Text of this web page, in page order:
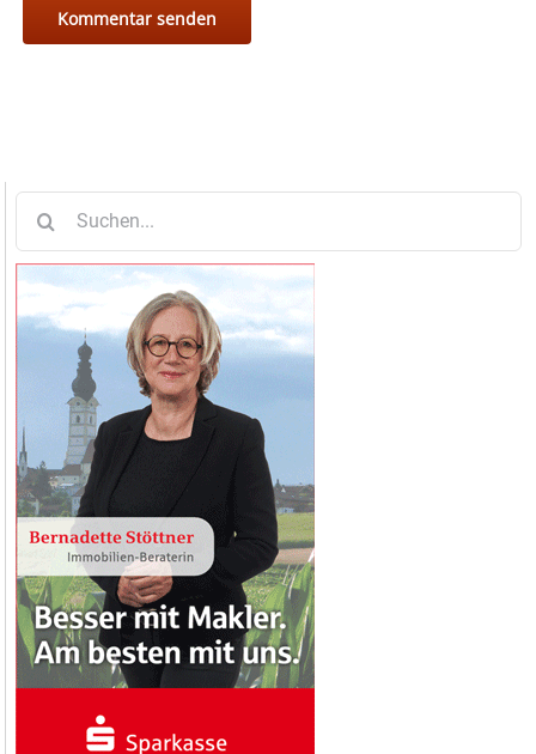
nach: